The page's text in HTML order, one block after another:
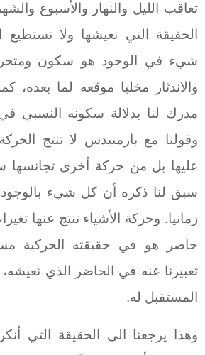
تعاقب الليل والنهار والأسبوع
الحقيقة التي نعيشها ولا
شيء في الوجود هو سكون
والاندثار مخليا موقعه لما
مدرك لنا بدلالة سكونه النسبي
وقولنا مع بارمنيدس لا تنتج
عليها بل من حركة أخرى تجانسها
سبق لنا ذكره أن كل شيء
زمانيا. وحركة الأشياء تنتج عنها
حاضر هو في حقيقته الحركية
تعبيرنا عنه في الحاضر الذي نعيشه،
المستقبل له.
وهذا يرجعنا الى الحقيقة التي